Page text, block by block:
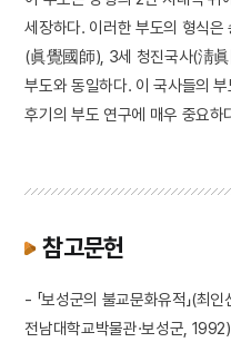
세장하다. 이러한 부도의 형식
(眞覺國師), 3세 청진국사(淸
부도와 동일하다. 이 국사들의
후기의 부도 연구에 매우 중요하
참고문헌
- 「보성군의 불교문화유적」(최인
전남대학교박물관·보성군, 1992)